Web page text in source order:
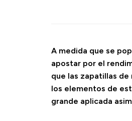
A medida que se
apostar por el
que las zapatillas
los elementos de
grande aplicada